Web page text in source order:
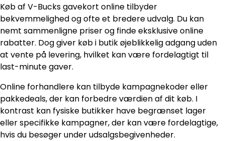
Køb af V-Bucks gavekort online tilbyder
bekvemmelighed og ofte et bredere udvalg. Du kan
nemt sammenligne priser og finde eksklusive online
rabatter. Dog giver køb i butik øjeblikkelig adgang uden
at vente på levering, hvilket kan være fordelagtigt til
last-minute gaver.
Online forhandlere kan tilbyde kampagnekoder eller
pakkedeals, der kan forbedre værdien af dit køb. I
kontrast kan fysiske butikker have begrænset lager
eller specifikke kampagner, der kan være fordelagtige,
hvis du besøger under udsalgsbegivenheder.